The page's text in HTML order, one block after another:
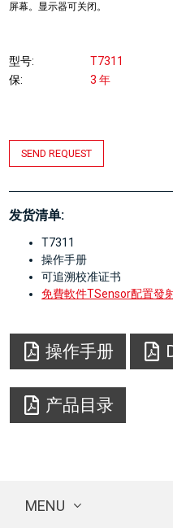
屏幕。显示器可关闭。
型号
T7311
保
3 年
SEND REQUEST
发货清单:
T7311
操作手册
可追溯校准证书
免費軟件TSensor配置發
操作手册
产品目录
MENU